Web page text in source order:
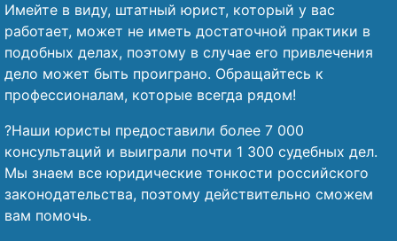
Имейте в виду, штатный юрист, который у вас
работает, может не иметь достаточной практики в
подобных делах, поэтому в случае его привлечения
дело может быть проиграно. Обращайтесь к
профессионалам, которые всегда рядом!
?Наши юристы предоставили более 7 000
консультаций и выиграли почти 1 300 судебных дел.
Мы знаем все юридические тонкости российского
законодательства, поэтому действительно сможем
вам помочь.